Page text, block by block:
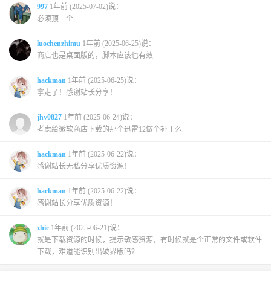
997 1年前 (2025-07-02)说：
必须顶一个
luochenzhimu 1年前 (2025-06-25)说：
商店也是桌面版的，脚本应该也有效
hackman 1年前 (2025-06-25)说：
拿走了！感谢站长分享！
jhy0827 1年前 (2025-06-24)说：
考虑给微软商店下载的那个迅雷12做个补丁么.
hackman 1年前 (2025-06-22)说：
感谢站长无私分享优质资源！
hackman 1年前 (2025-06-22)说：
感谢站长分享优质资源！
zhic 1年前 (2025-06-21)说：
就是下载资源的时候，提示敏感资源，有时候就是个正常的文件或软件
下载，难道能识别出破界版吗？